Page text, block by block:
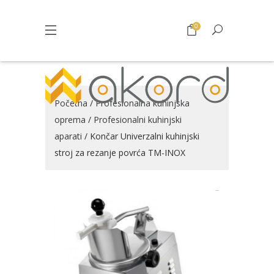
0
Početna /Profesionalna kuhinjska
oprema / Profesionalni kuhinjski
aparati / Končar Univerzalni kuhinjski
stroj za rezanje povrća TM-INOX